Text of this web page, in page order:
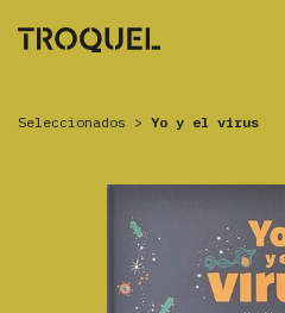
Seleccionados > Yo y el virus